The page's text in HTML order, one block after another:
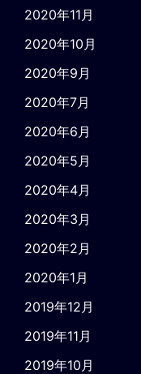
2020年11月
2020年10月
2020年9月
2020年7月
2020年6月
2020年5月
2020年4月
2020年3月
2020年2月
2020年1月
2019年12月
2019年11月
2019年10月